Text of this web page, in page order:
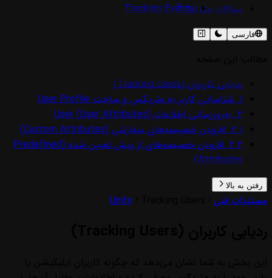
Tracking Events
Tracking Users
Web Push
سوالات متداول
ملاحضات انتشار اپلیکیشن در گوگل‌پلی
پارامترهای کالبک
فارسی
ردیابی کاربران (Tracking Users)
۱. شناسایی کاربر به متریکس و ساخت User Profile
۲. به‌روزرسانی اطلاعات User (User Attributes)
۲.۱. افزودن خصیصه‌های سفارشی (Custom Attributes)
۲.۲. افزودن خصیصه‌های از پیش تعیین شده (Predefined
Attributes)
رفتن به بالا
مستندات فنی Unity